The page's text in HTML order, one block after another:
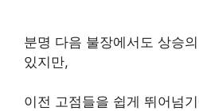
분명 다음 불장에서도 상승
있지만,
이전 고점들을 쉽게 뛰어넘